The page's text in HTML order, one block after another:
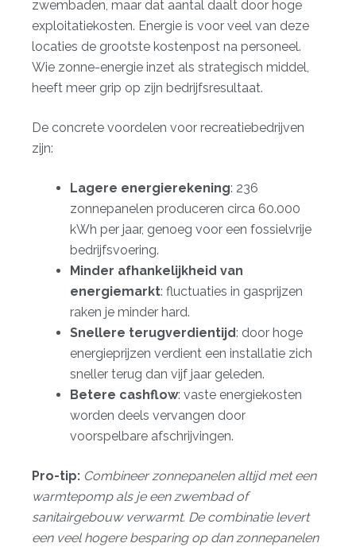
zwembaden, maar dat aantal daalt door hoge
exploitatiekosten. Energie is voor veel van deze
locaties de grootste kostenpost na personeel.
Wie zonne-energie inzet als strategisch middel,
heeft meer grip op zijn bedrijfsresultaat.
De concrete voordelen voor recreatiebedrijven
zijn:
Lagere energierekening: 236
zonnepanelen produceren circa 60.000
kWh per jaar, genoeg voor een fossielvrije
bedrijfsvoering.
Minder afhankelijkheid van
energiemarkt: fluctuaties in gasprijzen
raken je minder hard.
Snellere terugverdientijd: door hoge
energieprijzen verdient een installatie zich
sneller terug dan vijf jaar geleden.
Betere cashflow: vaste energiekosten
worden deels vervangen door
voorspelbare afschrijvingen.
Pro-tip: Combineer zonnepanelen altijd met een
warmtepomp als je een zwembad of
sanitairgebouw verwarmt. De combinatie levert
een veel hogere besparing op dan zonnepanelen